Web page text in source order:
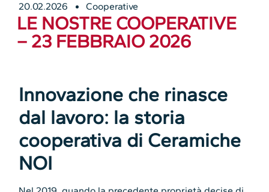
20.02.2026 Cooperative
LE NOSTRE COOPERATIVE
– 23 FEBBRAIO 2026
Innovazione che rinasce
dal lavoro: la storia
cooperativa di Ceramiche
NOI